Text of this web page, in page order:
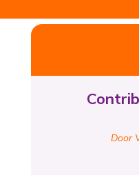
Door